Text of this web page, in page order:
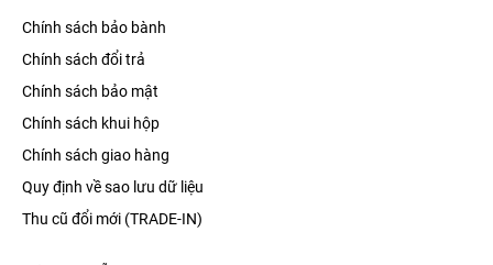
Chính sách bảo bành
Chính sách đổi trả
Chính sách bảo mật
Chính sách khui hộp
Chính sách giao hàng
Quy định về sao lưu dữ liệu
Thu cũ đổi mới (TRADE-IN)